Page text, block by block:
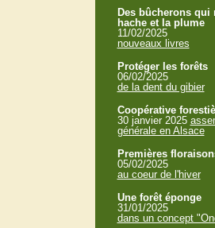
Des bûcherons qui
hache et la plume
11/02/2025
nouveaux livres
Protéger les forêts
06/02/2025
de la dent du gibier
Coopérative
30 janvier 2025
générale en Alsace
Premières
05/02/2025
au coeur de l'hiver
Une forêt éponge
31/01/2025
dans un concept